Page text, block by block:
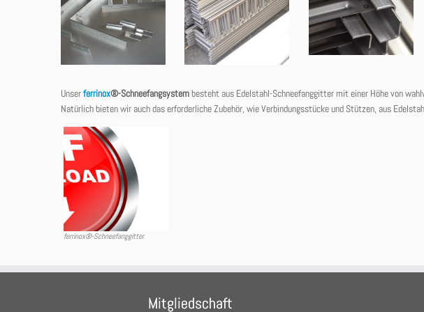
Unserferrinox®-Schneefangsystembesteht aus Edelstahl-Schneefanggitter mit einer Höhe von
Natürlich bieten wir auch das erforderliche Zubehör, wie Verbindungsstücke und Stützen, aus
ferrinox®-Schneefanggitter
Mitgliedschaft